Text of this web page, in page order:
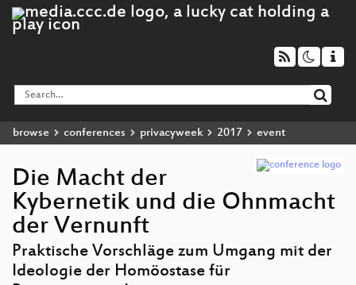
browse conferences privacyweek 2017 event
Die Macht der
Kybernetik und die Ohnmacht
der Vernunft
Praktische Vorschläge zum Umgang mit der
Ideologie der Homöostase für